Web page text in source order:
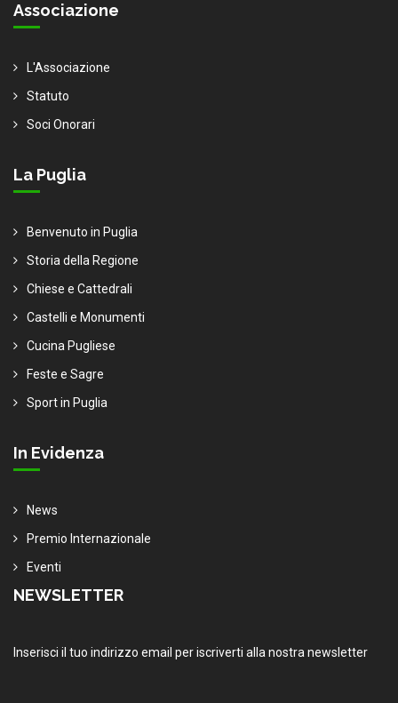
Associazione
L'Associazione
Statuto
Soci Onorari
La Puglia
Benvenuto in Puglia
Storia della Regione
Chiese e Cattedrali
Castelli e Monumenti
Cucina Pugliese
Feste e Sagre
Sport in Puglia
In Evidenza
News
Premio Internazionale
Eventi
NEWSLETTER
Inserisci il tuo indirizzo email per iscriverti alla nostra newsletter